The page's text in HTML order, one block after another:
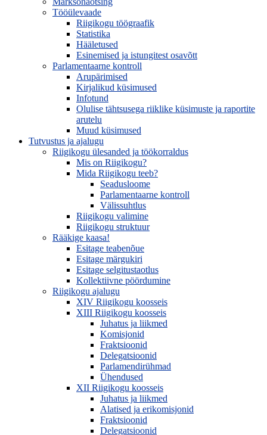
Tööülevaade
Riigikogu töögraafik
Statistika
Hääletused
Esinemised ja istungitest osavõtt
Parlamentaarne kontroll
Arupärimised
Kirjalikud küsimused
Infotund
Olulise tähtsusega riiklike küsimuste ja raportite
arutelu
Muud küsimused
Tutvustus ja ajalugu
Riigikogu ülesanded ja töökorraldus
Mis on Riigikogu?
Mida Riigikogu teeb?
Seadusloome
Parlamentaarne kontroll
Välissuhtlus
Riigikogu valimine
Riigikogu struktuur
Rääkige kaasa!
Esitage teabenõue
Esitage märgukiri
Esitage selgitustaotlus
Kollektiivne pöördumine
Riigikogu ajalugu
XIV Riigikogu koosseis
XIII Riigikogu koosseis
Juhatus ja liikmed
Komisjonid
Fraktsioonid
Delegatsioonid
Parlamendirühmad
Ühendused
XII Riigikogu koosseis
Juhatus ja liikmed
Alatised ja erikomisjonid
Fraktsioonid
Delegatsioonid